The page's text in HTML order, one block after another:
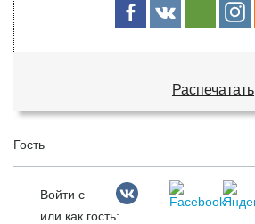
Распечатать
Гость
Войти с
или как гость: